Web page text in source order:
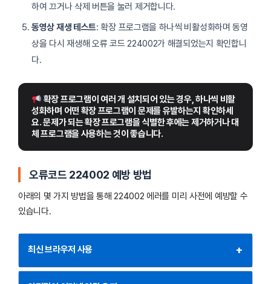
하여 끄거나 삭제 버튼을 눌러 제거합니다.
동영상 재생 테스트: 확장 프로그램을 하나씩 비활성화하며 동영
상을 다시 재생해 오류 코드 224002가 해결되었는지 확인합니
다.
확장 프로그램이 여러 개 설치되어 있는 경우, 하나씩 비활
성화하며 어떤 확장 프로그램이 문제를 유발하는지 확인하세
요. 문제가 되는 확장 프로그램을 식별한 후에는 제거하거나 대
체 프로그램을 사용하는 것이 좋습니다.
오류코드 224002 예방 방법
아래의 몇 가지 방법을 통해 224002 에러를 미리 사전에 예방할 수
있습니다.
최신 브라우저 사용 +